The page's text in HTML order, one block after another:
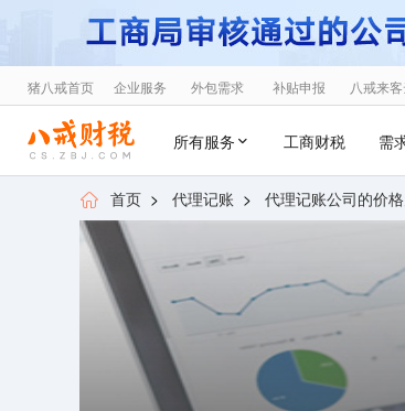
猪八戒首页 企业服务 外包需求 补贴申报 八戒来
所有服务 工商财税 需
首页 > 代理记账 > 代理记账公司的价